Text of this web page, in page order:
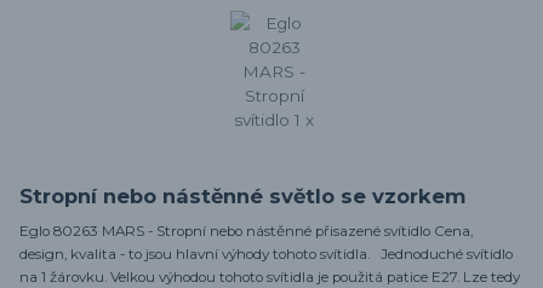
Stropní nebo nástěnné světlo se vzorkem
Eglo 80263 MARS - Stropní nebo nástěnné přisazené svítidlo Cena,
design, kvalita - to jsou hlavní výhody tohoto svítidla. Jednoduché svítidlo
na 1 žárovku. Velkou výhodou tohoto svítidla je použitá patice E27. Lze tedy